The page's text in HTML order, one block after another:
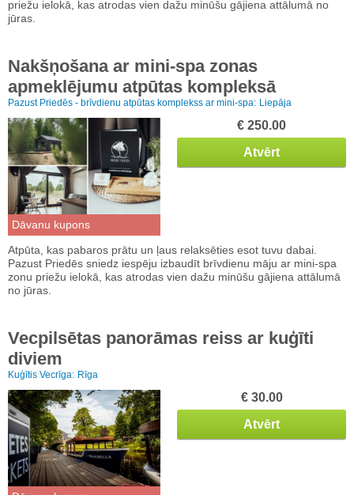
priežu ielokā, kas atrodas vien dažu minūšu gājiena attālumā no
jūras.
Nakšņošana ar mini-spa zonas
apmeklējumu atpūtas kompleksā
Pazust Priedēs - brīvdienu atpūtas komplekss ar mini-spa: Liepāja
Dāvanu kupons
€ 250.00
Atvērt
Atpūta, kas pabaros prātu un ļaus relaksēties esot tuvu dabai.
Pazust Priedēs sniedz iespēju izbaudīt brīvdienu māju ar mini-spa
zonu priežu ielokā, kas atrodas vien dažu minūšu gājiena attālumā
no jūras.
Vecpilsētas panorāmas reiss ar kuģīti
diviem
Kuģītis Vecrīga: Rīga
€ 30.00
Atvērt